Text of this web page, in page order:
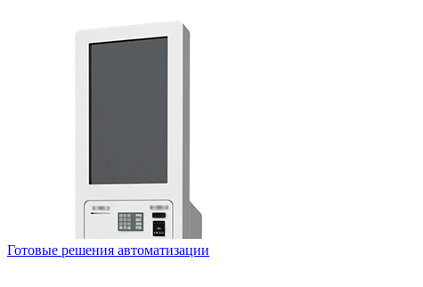
Готовые решения автоматизации